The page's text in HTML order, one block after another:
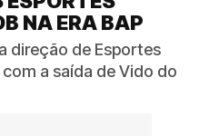
NA ERA BAP
direção de Esportes
a saída de Vido do